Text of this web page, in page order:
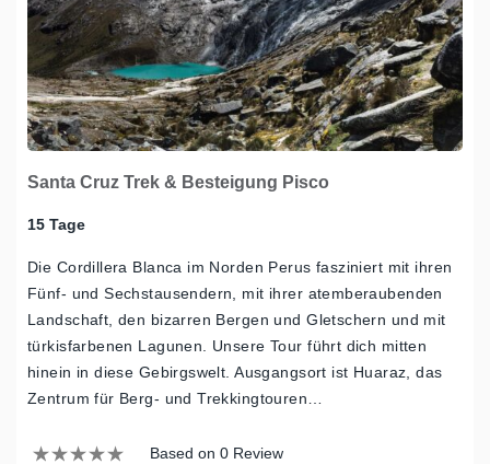
Santa Cruz Trek & Besteigung Pisco
15 Tage
Die Cordillera Blanca im Norden Perus fasziniert mit ihren
Fünf- und Sechstausendern, mit ihrer atemberaubenden
Landschaft, den bizarren Bergen und Gletschern und mit
türkisfarbenen Lagunen. Unsere Tour führt dich mitten
hinein in diese Gebirgswelt. Ausgangsort ist Huaraz, das
Zentrum für Berg- und Trekkingtouren…
Based on 0 Review